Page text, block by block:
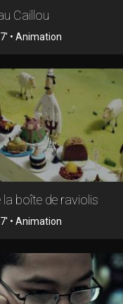
Caillou
• Animation
la boîte de raviolis
• Animation